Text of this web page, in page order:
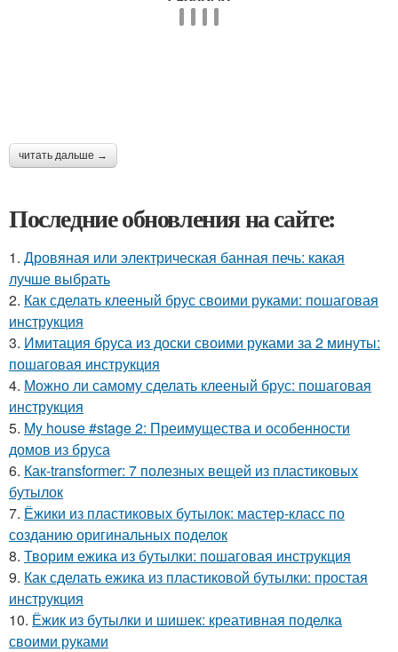
читать дальше →
Последние обновления на сайте:
1. Дровяная или электрическая банная печь: какая
лучше выбрать
2. Как сделать клееный брус своими руками: пошаговая
инструкция
3. Имитация бруса из доски своими руками за 2 минуты:
пошаговая инструкция
4. Можно ли самому сделать клееный брус: пошаговая
инструкция
5. My house #stage 2: Преимущества и особенности
домов из бруса
6. Как-transformer: 7 полезных вещей из пластиковых
бутылок
7. Ёжики из пластиковых бутылок: мастер-класс по
созданию оригинальных поделок
8. Творим ежика из бутылки: пошаговая инструкция
9. Как сделать ежика из пластиковой бутылки: простая
инструкция
10. Ёжик из бутылки и шишек: креативная поделка
своими руками